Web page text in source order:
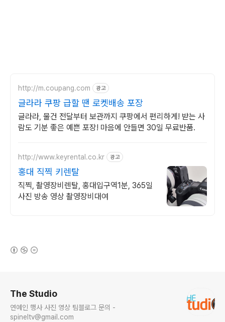
http://m.coupang.com 광고
글라라 쿠팡 급할 땐 로켓배송 포장
글라라, 물건 전달부터 보관까지 쿠팡에서 편리하게! 받는 사
람도 기분 좋은 예쁜 포장! 마음에 안들면 30일 무료반품.
http://www.keyrental.co.kr 광고
홍대 직찍 키렌탈
직찍, 촬영장비렌탈, 홍대입구역1분, 365일
사진 방송 영상 촬영장비대여
The Studio
연예인 행사 사진 영상 팀블로그 문의 -
spineltv@gmail.com